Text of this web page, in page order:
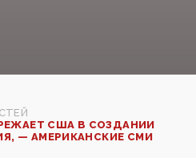
США В СОЗДАНИИ
— АМЕРИКАНСКИЕ СМИ